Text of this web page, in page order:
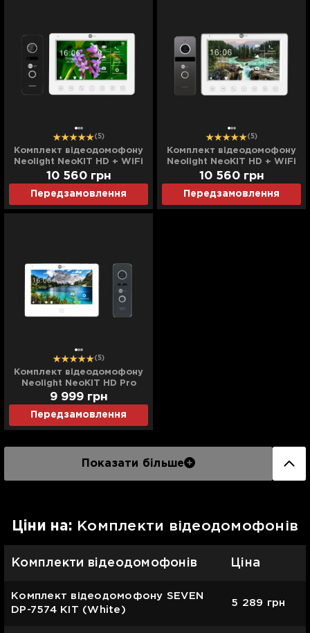
(5)
Комплект відеодомофону
Neolight NeoKIT HD + WiFi
(Black)
Передзамовлення
10 560 грн
(5)
Комплект відеодомофону
Neolight NeoKIT HD + WiFi
(Graphite)
Передзамовлення
10 560 грн
(5)
Комплект відеодомофону
Neolight NeoKIT HD Pro
(Black)
Передзамовлення
9 999 грн
Показати більше
Цiни на: Комплекти відеодомофонів
Комплекти відеодомофонів Ціна
Комплект відеодомофону SEVEN
DP-7574 KIT (White)
5 289 грн